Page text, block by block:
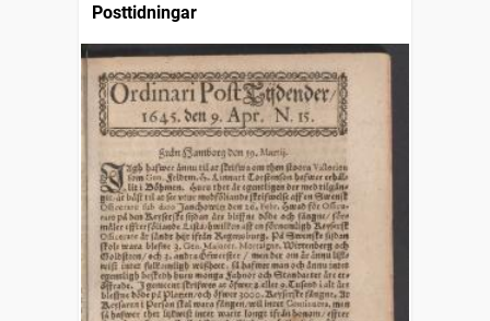
Posttidningar